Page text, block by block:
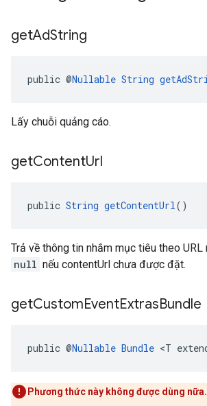
getAdString
public @Nullable String
Lấy chuỗi quảng cáo.
getContentUrl
public String getContentUrl()
Trả về thông tin nhắm mục tiêu theo URL
null nếu contentUrl chưa được đặt.
getCustomEventExtrasBundle
public @Nullable Bundle <T
Phương thức này không được dùng nữa.